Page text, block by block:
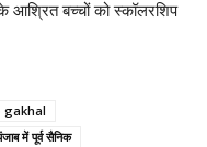
आश्रित बच्चों को स्कॉलरशिप
gakhal
में पूर्व सैनिक